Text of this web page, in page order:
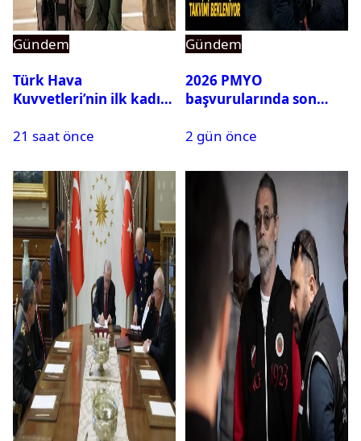
Gündem
Türk Hava
Kuvvetleri’nin ilk kadın
Karapınar hakkında
ortaya çıktı
21 saat önce
Gündem
2026 PMYO
başvurularında son
2 gün önce